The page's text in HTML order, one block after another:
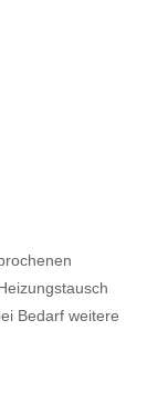
Bedarf weitere